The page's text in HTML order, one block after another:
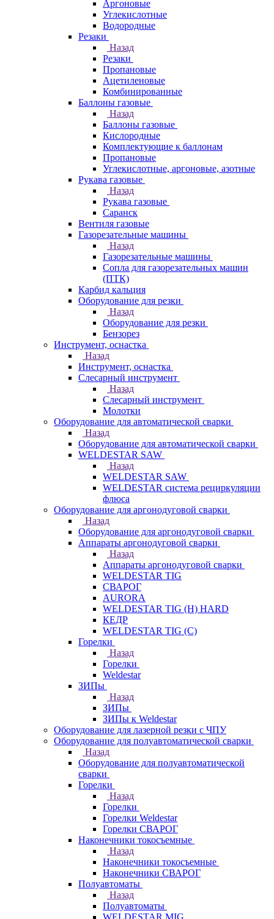
Аргоновые
Углекислотные
Водородные
Резаки
Назад
Резаки
Пропановые
Ацетиленовые
Комбинированные
Баллоны газовые
Назад
Баллоны газовые
Кислородные
Комплектующие к баллонам
Пропановые
Углекислотные, аргоновые, азотные
Рукава газовые
Назад
Рукава газовые
Саранск
Вентиля газовые
Газорезательные машины
Назад
Газорезательные машины
Сопла для газорезательных машин
(ПТК)
Карбид кальция
Оборудование для резки
Назад
Оборудование для резки
Бензорез
Инструмент, оснастка
Назад
Инструмент, оснастка
Слесарный инструмент
Назад
Слесарный инструмент
Молотки
Оборудование для автоматической сварки
Назад
Оборудование для автоматической сварки
WELDESTAR SAW
Назад
WELDESTAR SAW
WELDESTAR система рециркуляции
флюса
Оборудование для аргонодуговой сварки
Назад
Оборудование для аргонодуговой сварки
Аппараты аргонодуговой сварки
Назад
Аппараты аргонодуговой сварки
WELDESTAR TIG
СВАРОГ
AURORA
WELDESTAR TIG (H) HARD
КЕДР
WELDESTAR TIG (С)
Горелки
Назад
Горелки
Weldestar
ЗИПы
Назад
ЗИПы
ЗИПы к Weldestar
Оборудование для лазерной резки с ЧПУ
Оборудование для полуавтоматической сварки
Назад
Оборудование для полуавтоматической
сварки
Горелки
Назад
Горелки
Горелки Weldestar
Горелки СВАРОГ
Наконечники токосъемные
Назад
Наконечники токосъемные
Наконечники СВАРОГ
Полуавтоматы
Назад
Полуавтоматы
WELDESTAR MIG